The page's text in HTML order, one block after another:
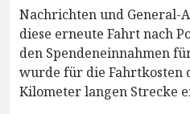
Nachrichten und General-
diese erneute Fahrt nach
den Spendeneinnahmen
wurde für die Fahrtkosten
Kilometer langen Strecke